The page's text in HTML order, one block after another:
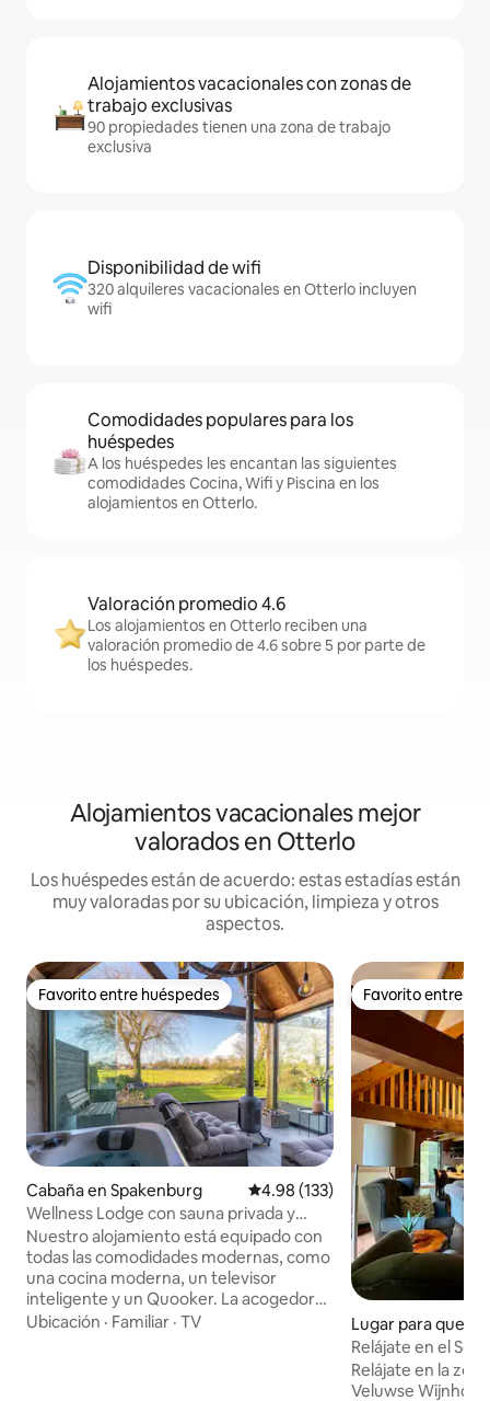
Alojamientos vacacionales con zonas de
trabajo exclusivas
90 propiedades tienen una zona de trabajo
exclusiva
Disponibilidad de wifi
320 alquileres vacacionales en Otterlo incluyen
wifi
Comodidades populares para los
huéspedes
A los huéspedes les encantan las siguientes
comodidades Cocina, Wifi y Piscina en los
alojamientos en Otterlo.
Valoración promedio 4.6
Los alojamientos en Otterlo reciben una
valoración promedio de 4.6 sobre 5 por parte de
los huéspedes.
Alojamientos vacacionales mejor
valorados en Otterlo
Los huéspedes están de acuerdo: estas estadías están
muy valoradas por su ubicación, limpieza y otros
aspectos.
Favorito entre huéspedes
Favorito entre huéspedes
Cabaña en Spakenburg Calificación promedio: 4.98 de
4.98 (133)
Wellness Lodge con sauna privada y
jacuzzi
Nuestro alojamiento está equipado con
todas las comodidades modernas, como
una cocina moderna, un televisor
inteligente y un Quooker. La acogedora
terraza está equipada con un lujoso
Ubicación · Familiar · TV
Favorito entre
Favorito entre
Lugar para
erlo
Relájate en el
Wijnhoeve.
Relájate en la
Veluwse